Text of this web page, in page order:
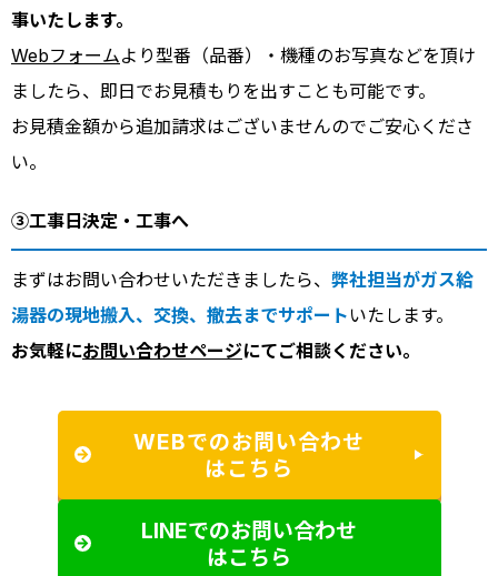
事いたします。
Webフォームより型番（品番）・機種のお写真などを頂け
ましたら、即日でお見積もりを出すことも可能です。
お見積金額から追加請求はございませんのでご安心くださ
い。
③工事日決定・工事へ
まずはお問い合わせいただきましたら、 弊社担当がガス給
湯器の現地搬入、交換、撤去までサポート いたします。
お気軽にお問い合わせページにてご相談ください。
WEBでのお問い合わせ
はこちら
LINEでのお問い合わせ
はこちら